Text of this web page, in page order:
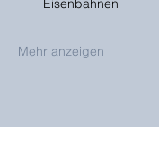
Eisenbahnen
Mehr anzeigen